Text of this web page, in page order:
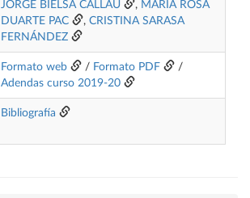
JORGE BIELSA CALLAU , MARÍA ROSA
DUARTE PAC
, CRISTINA SARASA
FERNÁNDEZ
Formato web / Formato PDF
/
Adendas curso 2019-20
Bibliografía